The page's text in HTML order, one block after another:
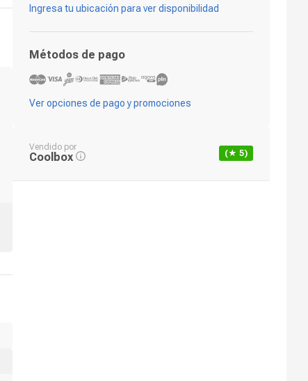
Ingresa tu ubicación para ver disponibilidad
Métodos de pago
Ver opciones de pago y promociones
Vendido por
Coolbox (★ 5)